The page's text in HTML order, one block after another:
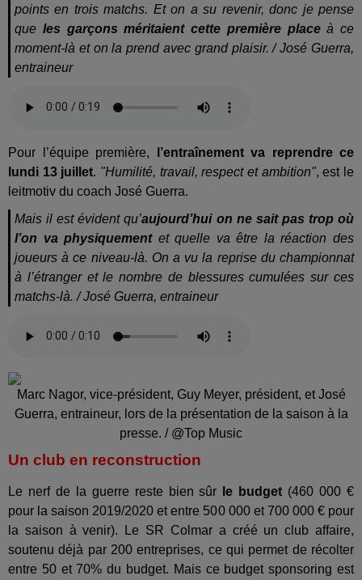
points en trois matchs. Et on a su revenir, donc je pense
que les garçons méritaient cette première placeà ce
moment-là et on la prend avec grand plaisir. / José Guerra,
entraineur
Pour l’équipe première,
l’entraînement va reprendre ce
lundi 13 juillet. "Humilité, travail, respect et ambition", est le
leitmotiv du coach José Guerra.
Mais il est évident qu’aujourd’hui on ne sait pas trop où
l’on va physiquementet quelle va être la réaction des
joueurs à ce niveau-là. On a vu la reprise du championnat
à l’étranger et le nombre de blessures cumulées sur ces
matchs-là. / José Guerra, entraineur
Marc Nagor, vice-président, Guy Meyer, président, et José
Guerra, entraineur, lors de la présentation de la saison à la
presse. / @Top Music
Un club en reconstruction
Le nerf de la guerre reste bien sûr le budget (460 000 €
pour la saison 2019/2020 et entre 500 000 et 700 000 € pour
la saison à venir). Le SR Colmar a créé un club affaire,
soutenu déjà par 200 entreprises, ce qui permet de récolter
entre 50 et 70% du budget. Mais ce budget sponsoring est